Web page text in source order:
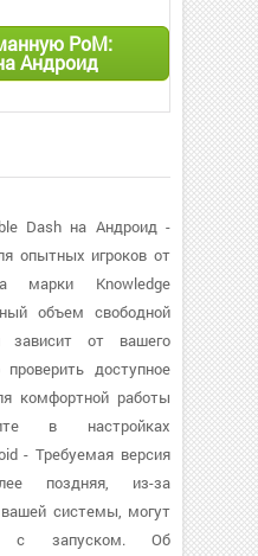
PoM:
Андроид
Dash на Андроид -
опытных игроков от
марки Knowledge
объем свободной
зависит от вашего
доступное
комфортной работы
в настройках
- Требуемая версия
поздняя, из-за
системы, могут
с запуском. Об